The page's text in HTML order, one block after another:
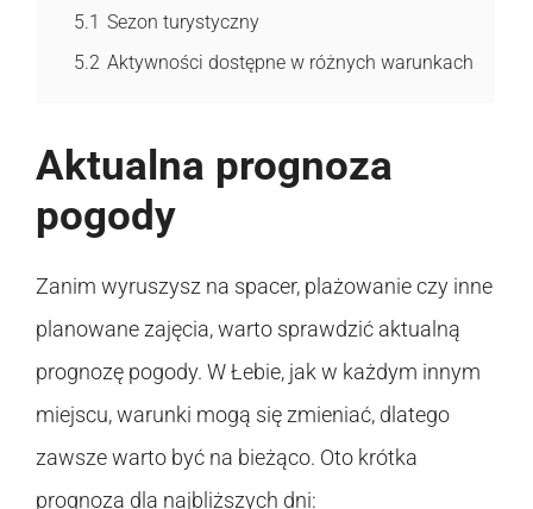
5.1 Sezon turystyczny
5.2 Aktywności dostępne w różnych warunkach
Aktualna prognoza
pogody
Zanim wyruszysz na spacer, plażowanie czy inne
planowane zajęcia, warto sprawdzić aktualną
prognozę pogody. W Łebie, jak w każdym innym
miejscu, warunki mogą się zmieniać, dlatego
zawsze warto być na bieżąco. Oto krótka
prognoza dla najbliższych dni: